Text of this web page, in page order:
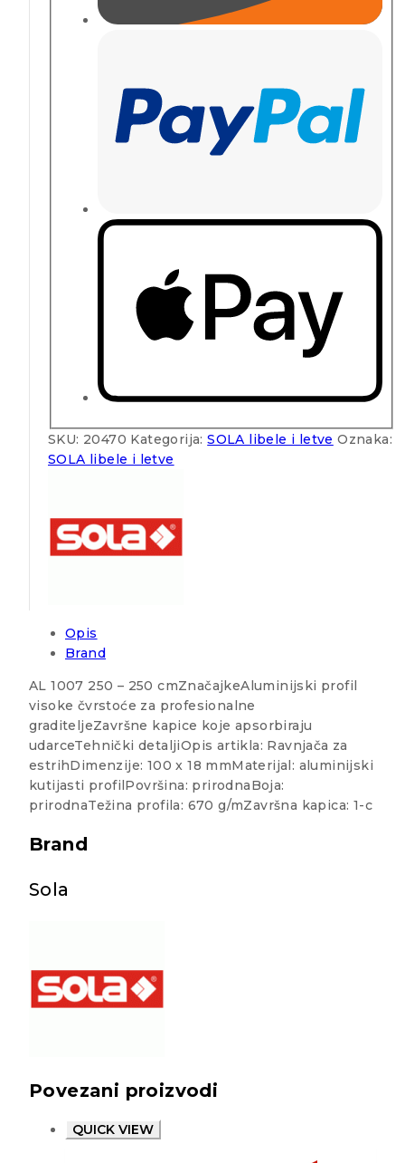
SKU: 20470 Kategorija:SOLA libele i letve Oznaka:
SOLA libele i letve
Opis
Brand
AL 1007 250 – 250 cmZnačajkeAluminijski profil
visoke čvrstoće za profesionalne
graditeljeZavršne kapice koje apsorbiraju
udarceTehnički detaljiOpis artikla: Ravnjača za
estrihDimenzije: 100 x 18 mmMaterijal: aluminijski
kutijasti profilPovršina: prirodnaBoja:
prirodnaTežina profila: 670 g/mZavršna kapica: 1-c
Brand
Sola
Povezani proizvodi
QUICK VIEW